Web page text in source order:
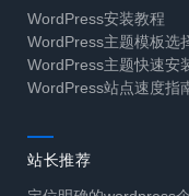
WordPress安装教程
WordPress主题模板选
WordPress主题快速安
WordPress站点速度指
站长推荐